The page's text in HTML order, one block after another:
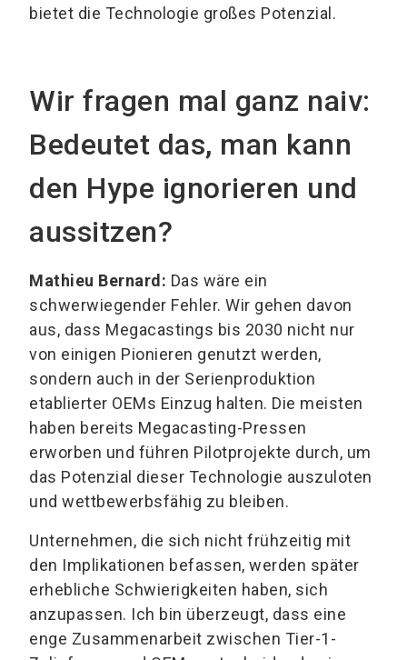
bietet die Technologie großes Potenzial.
Wir fragen mal ganz naiv:
Bedeutet das, man kann
den Hype ignorieren und
aussitzen?
Mathieu Bernard: Das wäre ein
schwerwiegender Fehler. Wir gehen davon
aus, dass Megacastings bis 2030 nicht nur
von einigen Pionieren genutzt werden,
sondern auch in der Serienproduktion
etablierter OEMs Einzug halten. Die meisten
haben bereits Megacasting-Pressen
erworben und führen Pilotprojekte durch, um
das Potenzial dieser Technologie auszuloten
und wettbewerbsfähig zu bleiben.
Unternehmen, die sich nicht frühzeitig mit
den Implikationen befassen, werden später
erhebliche Schwierigkeiten haben, sich
anzupassen. Ich bin überzeugt, dass eine
enge Zusammenarbeit zwischen Tier-1-